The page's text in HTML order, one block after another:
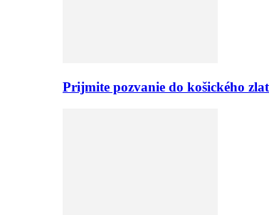
Prijmite pozvanie do košického